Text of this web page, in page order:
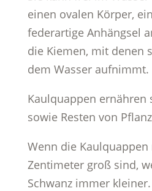
einen ovalen Körper,
federartige Anhängsel
die Kiemen, mit denen
dem Wasser aufnimmt.
Kaulquappen ernähren
sowie Resten von
Wenn die Kaulquappen
Zentimeter groß sind,
Schwanz immer kleiner.